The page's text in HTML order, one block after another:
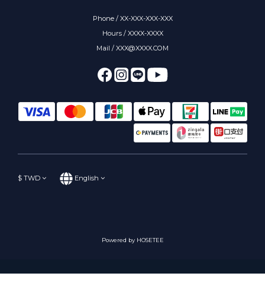
Phone / XX-XXX-XXX-XXX
Hours / XXXX-XXXX
Mail / XXX@XXXX.COM
$ TWD English
Powered by HOSETEE